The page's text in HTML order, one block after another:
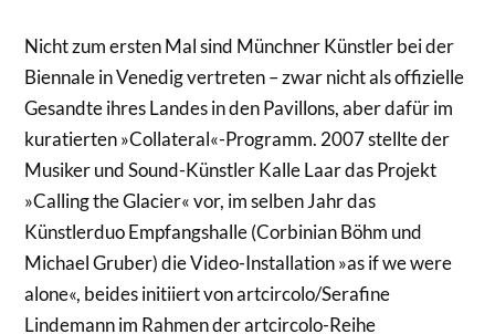
Nicht zum ersten Mal sind Münchner Künstler bei der
Biennale in Venedig vertreten – zwar nicht als offizielle
Gesandte ihres Landes in den Pavillons, aber dafür im
kuratierten »Collateral«-Programm. 2007 stellte der
Musiker und Sound-Künstler Kalle Laar das Projekt
»Calling the Glacier« vor, im selben Jahr das
Künstlerduo Empfangshalle (Corbinian Böhm und
Michael Gruber) die Video-Installation »as if we were
alone«, beides initiiert von artcircolo/Serafine
Lindemann im Rahmen der artcircolo-Reihe